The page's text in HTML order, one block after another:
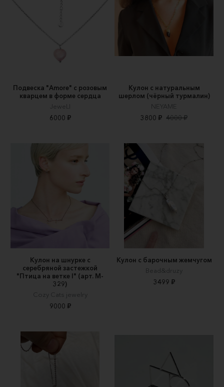
Подвеска "Amore" с розовым
кварцем в форме сердца
JeweLI
6000 ₽
Кулон с натуральным
шерлом (чёрный турмалин)
NEYAME
3800 ₽ 4000 ₽
Кулон на шнурке с
серебряной застежкой
"Птица на ветке I" (арт. M-
329)
Cozy Cats jewelry
9000 ₽
Кулон с барочным жемчугом
Bead&druzy
3499 ₽